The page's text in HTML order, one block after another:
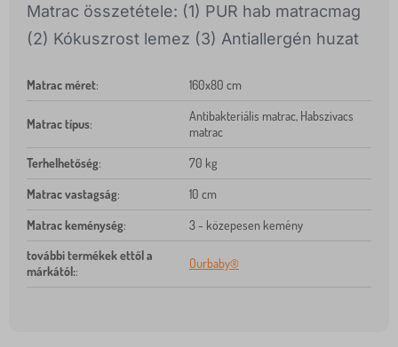
Matrac összetétele: (1) PUR hab matracmag
(2) Kókuszrost lemez (3) Antiallergén huzat
Matrac méret: 160x80 cm
Matrac típus:
Antibakteriális matrac, Habszivacs
matrac
Terhelhetőség: 70 kg
Matrac vastagság: 10 cm
Matrac keménység:
3 - közepesen kemény
további termékek ettől a
márkától::
Ourbaby®